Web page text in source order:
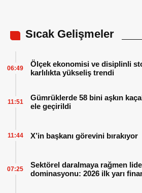
Sıcak Gelişmeler
Ölçek ekonomisi ve disiplinli
karlılıkta yükseliş trendi
06:49
Gümrüklerde 58 bini aşkın
ele geçirildi
11:51
X’in başkanı görevini bırakıyor
11:44
Sektörel daralmaya rağmen
dominasyonu: 2026 ilk yarı
07:25